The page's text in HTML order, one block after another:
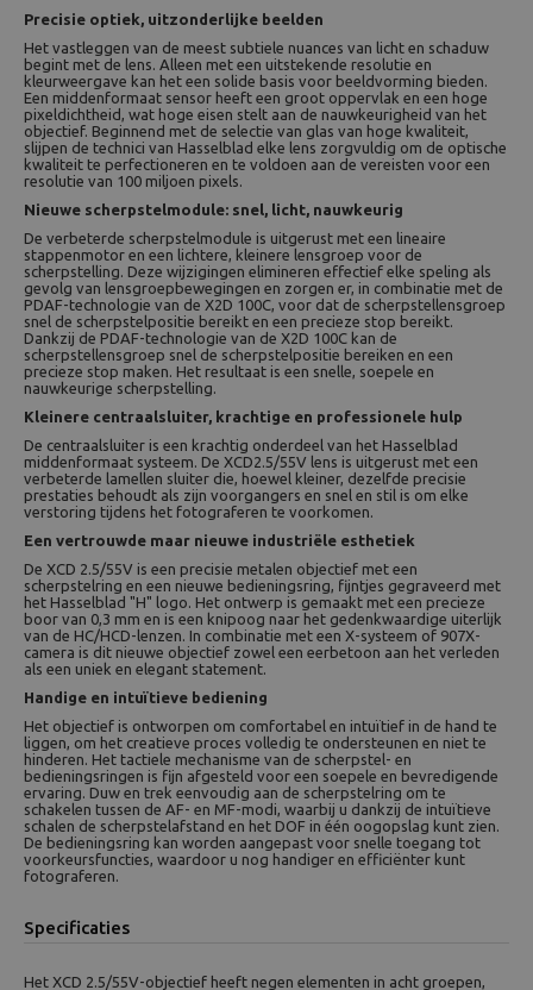
Precisie optiek, uitzonderlijke beelden
Het vastleggen van de meest subtiele nuances van licht en schaduw
begint met de lens. Alleen met een uitstekende resolutie en
kleurweergave kan het een solide basis voor beeldvorming bieden.
Een middenformaat sensor heeft een groot oppervlak en een hoge
pixeldichtheid, wat hoge eisen stelt aan de nauwkeurigheid van het
objectief. Beginnend met de selectie van glas van hoge kwaliteit,
slijpen de technici van Hasselblad elke lens zorgvuldig om de optische
kwaliteit te perfectioneren en te voldoen aan de vereisten voor een
resolutie van 100 miljoen pixels.
Nieuwe scherpstelmodule: snel, licht, nauwkeurig
De verbeterde scherpstelmodule is uitgerust met een lineaire
stappenmotor en een lichtere, kleinere lensgroep voor de
scherpstelling. Deze wijzigingen elimineren effectief elke speling als
gevolg van lensgroepbewegingen en zorgen er, in combinatie met de
PDAF-technologie van de X2D 100C, voor dat de scherpstellensgroep
snel de scherpstelpositie bereikt en een precieze stop bereikt.
Dankzij de PDAF-technologie van de X2D 100C kan de
scherpstellensgroep snel de scherpstelpositie bereiken en een
precieze stop maken. Het resultaat is een snelle, soepele en
nauwkeurige scherpstelling.
Kleinere centraalsluiter, krachtige en professionele hulp
De centraalsluiter is een krachtig onderdeel van het Hasselblad
middenformaat systeem. De XCD2.5/55V lens is uitgerust met een
verbeterde lamellen sluiter die, hoewel kleiner, dezelfde precisie
prestaties behoudt als zijn voorgangers en snel en stil is om elke
verstoring tijdens het fotograferen te voorkomen.
Een vertrouwde maar nieuwe industriële esthetiek
De XCD 2.5/55V is een precisie metalen objectief met een
scherpstelring en een nieuwe bedieningsring, fijntjes gegraveerd met
het Hasselblad "H" logo. Het ontwerp is gemaakt met een precieze
boor van 0,3 mm en is een knipoog naar het gedenkwaardige uiterlijk
van de HC/HCD-lenzen. In combinatie met een X-systeem of 907X-
camera is dit nieuwe objectief zowel een eerbetoon aan het verleden
als een uniek en elegant statement.
Handige en intuïtieve bediening
Het objectief is ontworpen om comfortabel en intuïtief in de hand te
liggen, om het creatieve proces volledig te ondersteunen en niet te
hinderen. Het tactiele mechanisme van de scherpstel- en
bedieningsringen is fijn afgesteld voor een soepele en bevredigende
ervaring. Duw en trek eenvoudig aan de scherpstelring om te
schakelen tussen de AF- en MF-modi, waarbij u dankzij de intuïtieve
schalen de scherpstelafstand en het DOF in één oogopslag kunt zien.
De bedieningsring kan worden aangepast voor snelle toegang tot
voorkeursfuncties, waardoor u nog handiger en efficiënter kunt
fotograferen.
Specificaties
Het XCD 2.5/55V-objectief heeft negen elementen in acht groepen,